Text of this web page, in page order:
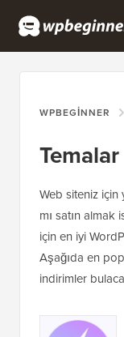
WPBEGINNER
Temalar
Web siteniz için
mı satın almak
için en iyi
Aşağıda en
indirimler